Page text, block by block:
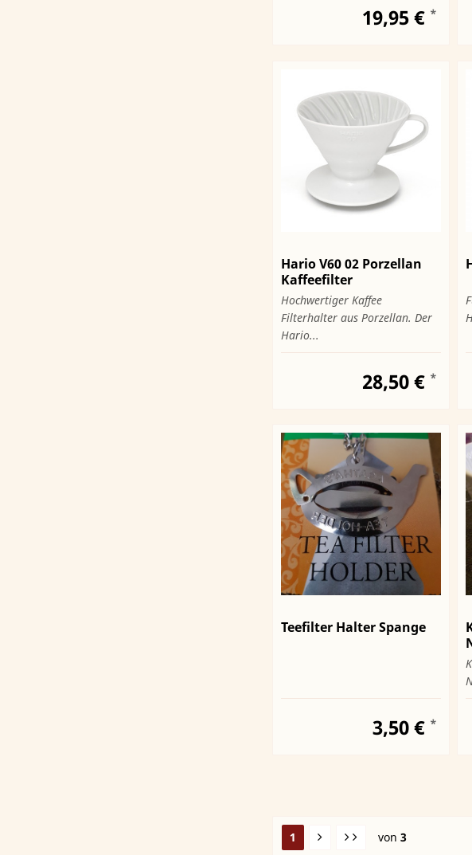
19,95 € *
Hario V60 02 Porzellan
Kaffeefilter
Hochwertiger Kaffee
Filterhalter aus Porzellan. Der
Hario...
28,50 € *
Teefilter Halter Spange
3,50 € *
1 von 3